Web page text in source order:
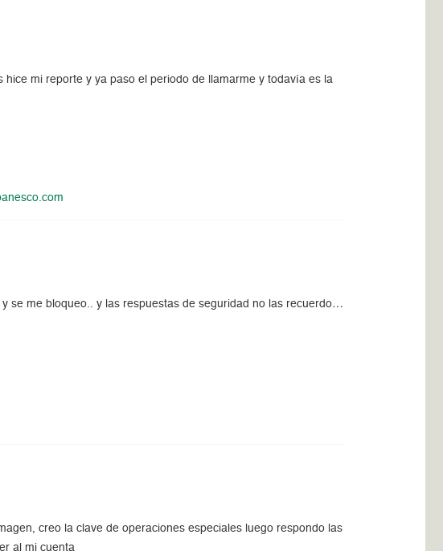
mi reporte y ya paso el periodo de llamarme y todavía es la
se me bloqueo.. y las respuestas de seguridad no las recuerdo…
creo la clave de operaciones especiales luego respondo las
al mi cuenta